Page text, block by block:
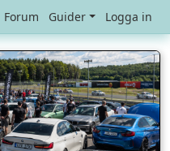
Forum Guider Logga in